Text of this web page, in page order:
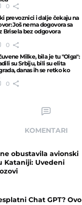
0
prevoznici i dalje čekaju na
Još nema dogovora sa
Brisela bez odgovora
0
Milke, bila je tu "Olga":
su Srbiju, bili su elita
danas ih se retko ko
0
KOMENTARI
obustavila avionski
Kataniji: Uvedeni
Chat GPT? Ovo